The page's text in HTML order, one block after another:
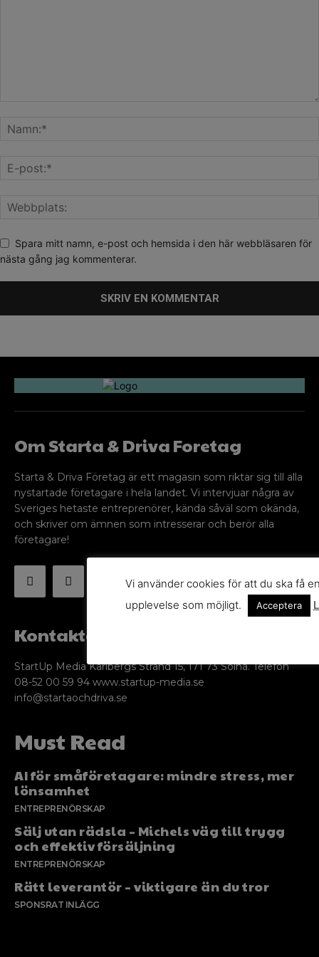
Spara mitt namn, e-post och hemsida i den här webbläsaren för
nästa gång jag kommenterar.
Om Starta & Driva Foretag
Starta & Driva Företag är ett magasin som riktar sig till alla
nystartade företagare i hela landet. Vi intervjuar några av
Sveriges hetaste entreprenörer, kända såväl som okända,
och skriver om ämnen som intresserar och berör alla
företagare!
Kontakta oss
StartUp Media Karlbergs Strand 15, 171 73 Solna. Telefon
08-52 00 59 94 www.startup-media.se
info@startaochdriva.se
Must Read
AI för småföretagare: mindre stress, mer
lönsamhet
ENTREPRENÖRSKAP
Sälj utan rädsla – Michels väg till trygg
och effektiv försäljning
ENTREPRENÖRSKAP
Rätt leverantör – viktigare än du tror
SPONSRAT INLÄGG
Vi använder cookies för att du ska få
upplevelse som möjligt.
Acceptera